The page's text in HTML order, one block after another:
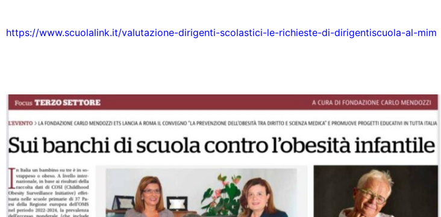
https://www.scuolalink.it/valutazione-dirigenti-scolastici-le-richieste-di-dirigentiscuola-al-mim